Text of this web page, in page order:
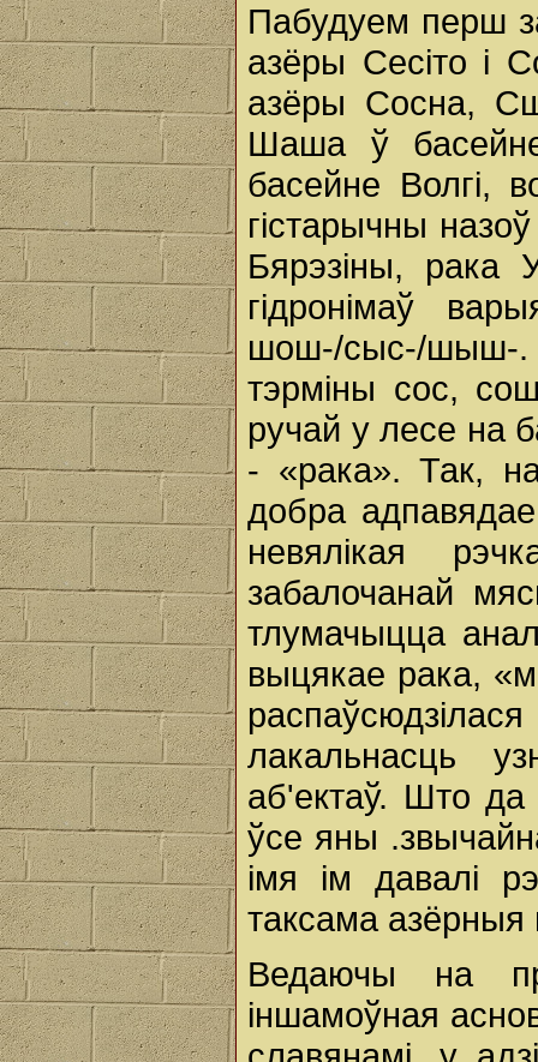
Пабудуем перш
азёры Сесіто i
азёры Сосна,
Шаша ў
басейне Волгі,
гістарычны
Бярэзіны, рака
гідронімаў
шош-/сыс-/шыш-.
тэрміны coc,
ручай у лесе на
- «рака». Так,
добра
невялікая
забалочанай
тлумачыцца
выцякае рака,
лакальнасць
аб'ектаў. Што да
ўсе яны
імя ім давалі
таксама азёрныя
Ведаючы на
іншамоўная